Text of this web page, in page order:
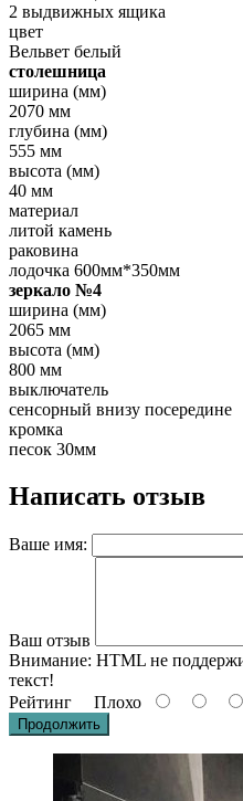
2 выдвижных ящика
цвет
Вельвет белый
столешница
ширина (мм)
2070 мм
глубина (мм)
555 мм
высота (мм)
40 мм
материал
литой камень
раковина
лодочка 600мм*350мм
зеркало №4
ширина (мм)
2065 мм
высота (мм)
800 мм
выключатель
сенсорный внизу посередине
кромка
песок 30мм
Написать отзыв
Ваше имя:
Ваш отзыв
Внимание: HTML не
текст!
Рейтинг Плохо
Продолжить